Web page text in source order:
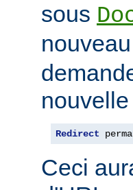
sous
Redirect
Ceci